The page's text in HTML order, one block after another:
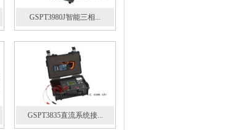
GSPT3980J智能三相...
GSPT3835直流系统接...